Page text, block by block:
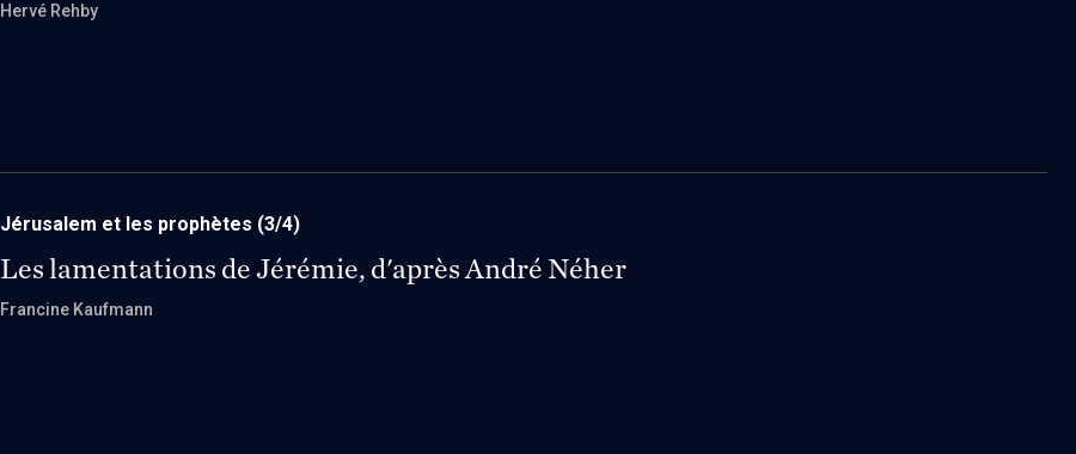
Hervé Rehby
Jérusalem et les prophètes (3/4)
Les lamentations de Jérémie, d'après André Néher
Francine Kaufmann